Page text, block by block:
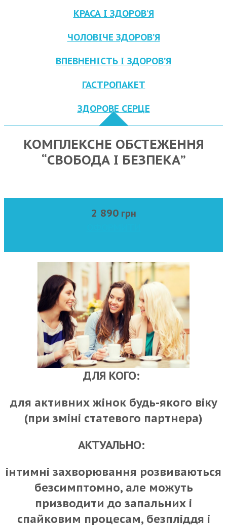
КРАСА І ЗДОРОВ’Я
ЧОЛОВІЧЕ ЗДОРОВ’Я
ВПЕВНЕНІСТЬ І ЗДОРОВ’Я
ГАСТРОПАКЕТ
ЗДОРОВЕ СЕРЦЕ
КОМПЛЕКСНЕ ОБСТЕЖЕННЯ
“СВОБОДА І БЕЗПЕКА”
2 890грн
ДЛЯ КОГО:
для активних жінок будь-якого віку
(при зміні статевого партнера)
АКТУАЛЬНО:
інтимні захворювання розвиваються
безсимптомно, але можуть
призводити до запальних і
спайковим процесам, безпліддя і